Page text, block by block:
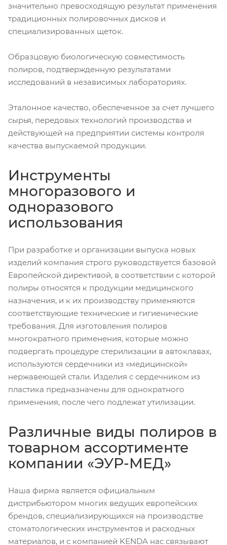
значительно превосходящую результат применения
традиционных полировочных дисков и
специализированных щеток.
Образцовую биологическую совместимость
полиров, подтвержденную результатами
исследований в независимых лабораториях.
Эталонное качество, обеспеченное за счет лучшего
сырья, передовых технологий производства и
действующей на предприятии системы контроля
качества выпускаемой продукции.
Инструменты
многоразового и
одноразового
использования
При разработке и организации выпуска новых
изделий компания строго руководствуется базовой
Европейской директивой, в соответствии с которой
полиры относятся к продукции медицинского
назначения, и к их производству применяются
соответствующие технические и гигиенические
требования. Для изготовления полиров
многократного применения, которые можно
подвергать процедуре стерилизации в автоклавах,
используются сердечники из «медицинской»
нержавеющей стали. Изделия с сердечником из
пластика предназначены для однократного
применения, после чего подлежат утилизации.
Различные виды полиров в
товарном ассортименте
компании «ЭУР-МЕД»
Наша фирма является официальным
дистрибьютором многих ведущих европейских
брендов, специализирующихся на производстве
стоматологических инструментов и расходных
материалов, и с компанией KENDA нас связывают